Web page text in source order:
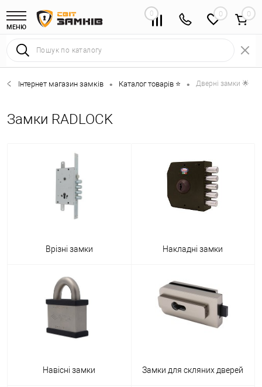
МЕНЮ
0 0
Інтернет магазин замків • Каталог товарів ⭐ • Дверні замки 🌟
Замки RADLOCK
Врізні замки Накладні замки
Навісні замки Замки для скляних дверей